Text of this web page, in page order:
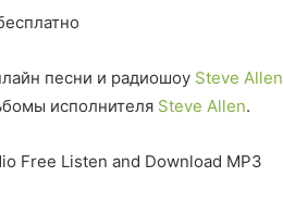
песни и радиошоу Steve Allen
исполнителя Steve Allen.
Free Listen and Download MP3